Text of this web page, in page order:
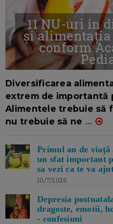
11 NU-uri in
și
conform
Diversificarea
extrem de importantă
Alimentele trebuie să
nu trebuie să ne ...
Primul an de viață
un sfat important
sa vezi ca te va
10/7/2026
Depresia
dragoste, emotii,
- confesiuni